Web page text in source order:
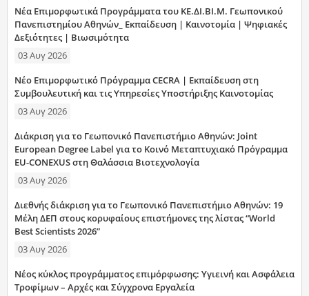
Νέα Επιμορφωτικά Προγράμματα του ΚΕ.ΔΙ.ΒΙ.Μ. Γεωπονικού
Πανεπιστημίου Αθηνών_ Εκπαίδευση | Καινοτομία | Ψηφιακές
Δεξιότητες | Βιωσιμότητα
03 Αυγ 2026
Νέο Επιμορφωτικό Πρόγραμμα CECRA | Εκπαίδευση στη
Συμβουλευτική και τις Υπηρεσίες Υποστήριξης Καινοτομίας
03 Αυγ 2026
Διάκριση για το Γεωπονικό Πανεπιστήμιο Αθηνών: Joint
European Degree Label για το Κοινό Μεταπτυχιακό Πρόγραμμα
EU-CONEXUS στη Θαλάσσια Βιοτεχνολογία
03 Αυγ 2026
Διεθνής διάκριση για το Γεωπονικό Πανεπιστήμιο Αθηνών: 19
Μέλη ΔΕΠ στους κορυφαίους επιστήμονες της λίστας “World
Best Scientists 2026”
03 Αυγ 2026
Νέος κύκλος προγράμματος επιμόρφωσης: Υγιεινή και Ασφάλεια
Τροφίμων – Αρχές και Σύγχρονα Εργαλεία